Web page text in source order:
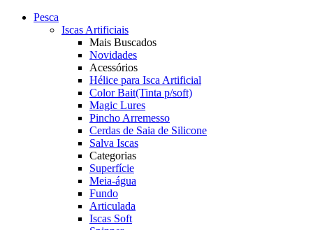
Pesca
Iscas Artificiais
Mais Buscados
Novidades
Acessórios
Hélice para Isca Artificial
Color Bait(Tinta p/soft)
Magic Lures
Pincho Arremesso
Cerdas de Saia de Silicone
Salva Iscas
Categorias
Superfície
Meia-água
Fundo
Articulada
Iscas Soft